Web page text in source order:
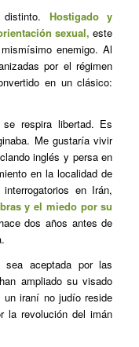
Hostigado y
sexual, este
enemigo. Al
por el régimen
en un clásico:
respira libertad. Es
Me gustaría vivir
inglés y persa en
en la localidad de
en Irán,
y el miedo por su
dos años antes de
aceptada por las
ampliado su visado
iraní no judío reside
la revolución del imán